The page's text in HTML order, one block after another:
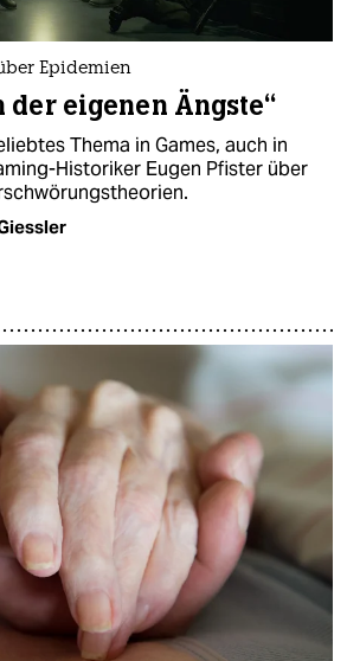
Epidemien
eigenen Ängste“
Thema in Games, auch in
Historiker Eugen Pfister über